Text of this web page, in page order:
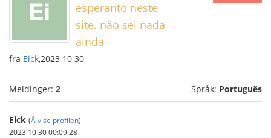
esperanto neste
site. não sei nada
ainda
fra Eick,2023 10 30
Meldinger: 2 Språk: Português
Eick (Å vise profilen)
2023 10 30 00:09:28